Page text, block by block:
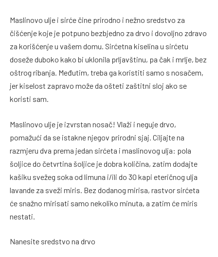
Maslinovo ulje i sirće čine prirodno i nežno sredstvo za
čišćenje koje je potpuno bezbjedno za drvo i dovoljno zdravo
za korišćenje u vašem domu. Sirćetna kiselina u sirćetu
doseže duboko kako bi uklonila prljavštinu, pa čak i mrlje, bez
oštrog ribanja. Međutim, treba ga koristiti samo s nosačem,
jer kiselost zapravo može da ošteti zaštitni sloj ako se
koristi sam.
Maslinovo ulje je izvrstan nosač! Vlaži i neguje drvo,
pomažući da se istakne njegov prirodni sjaj. Ciljajte na
razmjeru dva prema jedan sirćeta i maslinovog ulja: pola
šoljice do četvrtina šoljice je dobra količina, zatim dodajte
kašiku svežeg soka od limuna i/ili do 30 kapi eteričnog ulja
lavande za sveži miris. Bez dodanog mirisa, rastvor sirćeta
će snažno mirisati samo nekoliko minuta, a zatim će miris
nestati.
Nanesite sredstvo na drvo